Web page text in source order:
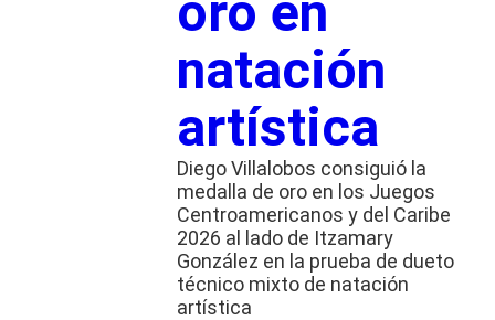
natación
artística
Diego Villalobos consiguió la
medalla de oro en los Juegos
Centroamericanos y del Caribe
2026 al lado de Itzamary
González en la prueba de dueto
técnico mixto de natación
artística